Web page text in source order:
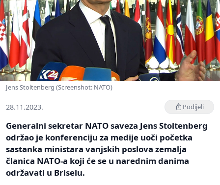
Jens Stoltenberg (Screenshot: NATO)
28.11.2023. Podijeli
Generalni sekretar NATO saveza Jens Stoltenberg
održao je konferenciju za medije uoči početka
sastanka ministara vanjskih poslova zemalja
članica NATO-a koji će se u narednim danima
održavati u Briselu.